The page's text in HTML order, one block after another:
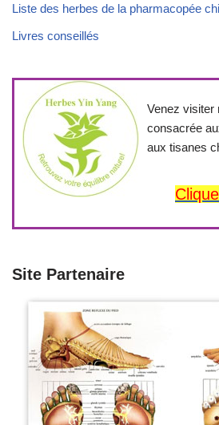
Liste des herbes de la pharmacopée
Livres conseillés
Venez visiter
consacrée
aux tisanes
Site Partenaire